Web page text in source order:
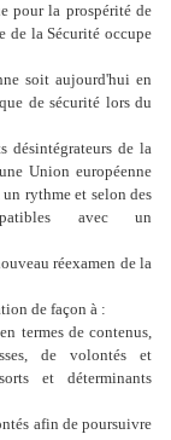
pour la prospérité de
de la Sécurité occupe
soit aujourd'hui en
de sécurité lors du
désintégrateurs de la
Union européenne
rythme et selon des
avec un
réexamen de la
de façon à :
termes de contenus,
de volontés et
et déterminants
afin de poursuivre